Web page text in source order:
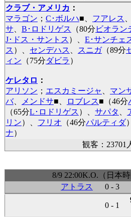
クラブ・アメリカ ：
マラゴン ； C･ボルハ■ フアレス
サ
B･ロドリゲス （80分 ビオラン
J･ドス・サントス ）、 E･サンチェ
ス ）、 センデハス スニガ（89分
ィン （75分ダビラ ）
ケレタロ ：
アリソン ； エスカミージャ マン
バ、 メンドサ■ ロブレス■ （46分
（65分L･ロドリゲス ）、 サパタ
リン）、 フリオ （46分パルティダ
ナ）
観客：
8/9 22:00K.O.（日本時
アトラス
0 - 3
0 - 1